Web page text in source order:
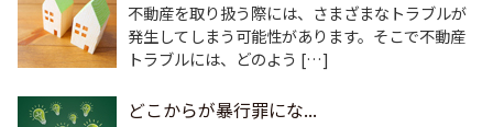
不動産を取り扱う際には、さまざまなトラブルが
発生してしまう可能性があります。そこで不動産
トラブルには、どのよう […]
どこからが暴行罪にな...